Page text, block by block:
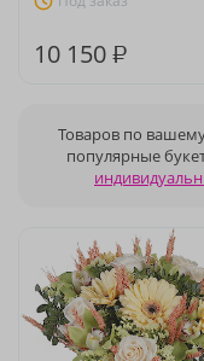
10 150 ₽
Товаров по
популярные